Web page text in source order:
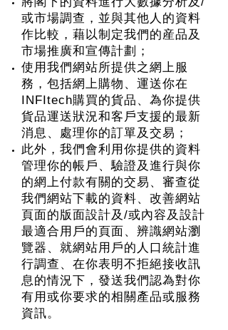
或市場調查，並與其他人的資料
作比較，藉以制定我們的産品及
市場推廣和宣傳計劃；
使用我們網站所提供之網上服
務，包括網上購物、運送你在
INFItech購買的貨品、為你提供
貨品運送狀況和客戶支援的最新
消息、處理你的訂單及交易；
此外，我們會利用你提供的資料
管理你的帳戶、驗證及進行與你
的網上付款有關的交易、審查從
我們網站下載的資料、改善網站
頁面的版面設計及/或內容及設計
最適合用戶的頁面、辨識網站瀏
覽器、就網站用戶的人口統計進
行調查、在你表明不拒絕接收訊
息的情況下，發送我們認為對你
有用或你要求的相關產品或服務
資訊。